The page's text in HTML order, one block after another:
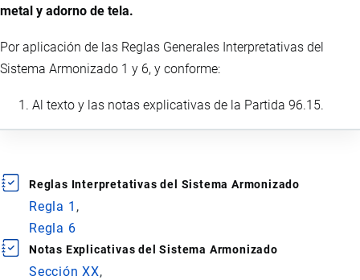
metal y adorno de tela.
Por aplicación de las Reglas Generales Interpretativas del
Sistema Armonizado 1 y 6, y conforme:
Al texto y las notas explicativas de la Partida 96.15.
Reglas Interpretativas del Sistema Armonizado
Regla 1
Regla 6
Notas Explicativas del Sistema Armonizado
Sección XX